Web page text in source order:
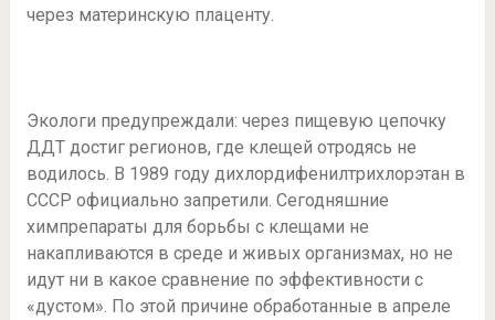
через материнскую плаценту.
Экологи предупреждали: через пищевую цепочку
ДДТ достиг регионов, где клещей отродясь не
водилось. В 1989 году дихлордифенилтрихлорэтан в
СССР официально запретили. Сегодняшние
химпрепараты для борьбы с клещами не
накапливаются в среде и живых организмах, но не
идут ни в какое сравнение по эффективности с
«дустом». По этой причине обработанные в апреле